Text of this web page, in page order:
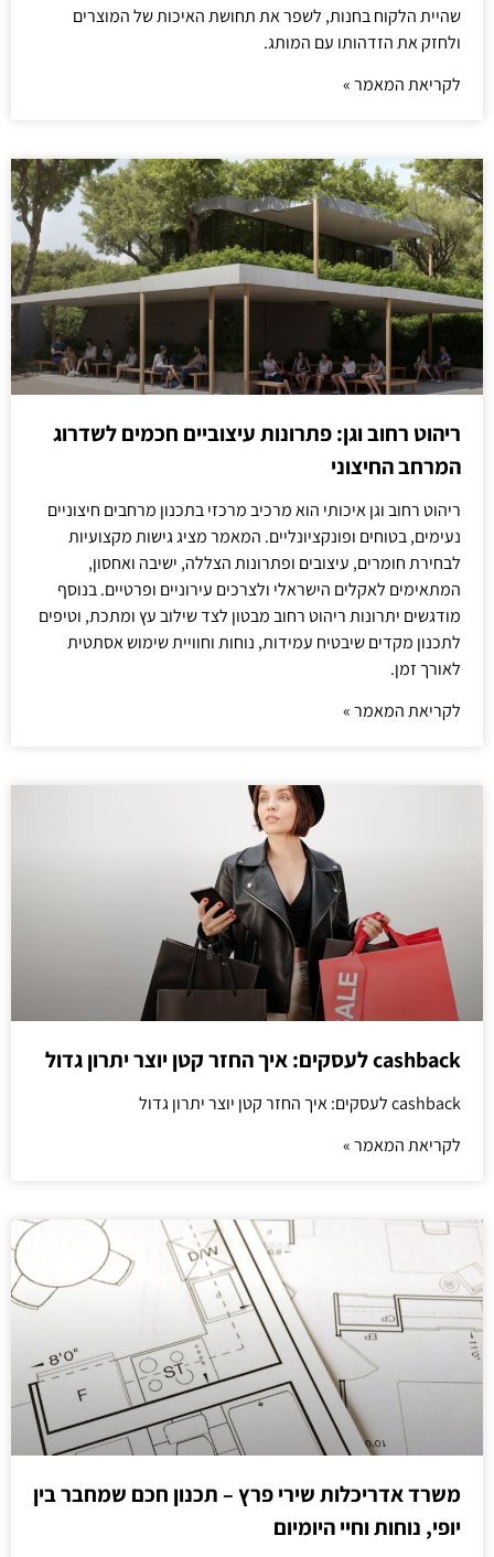
שהיית הלקוח בחנות, לשפר את תחושת האיכות של המוצרים
ולחזק את הזדהותו עם המותג.
לקריאת המאמר »
ריהוט רחוב וגן: פתרונות עיצוביים חכמים לשדרוג
המרחב החיצוני
ריהוט רחוב וגן איכותי הוא מרכיב מרכזי בתכנון מרחבים חיצוניים
נעימים, בטוחים ופונקציונליים. המאמר מציג גישות מקצועיות
לבחירת חומרים, עיצובים ופתרונות הצללה, ישיבה ואחסון,
המתאימים לאקלים הישראלי ולצרכים עירוניים ופרטיים. בנוסף
מודגשים יתרונות ריהוט רחוב מבטון לצד שילוב עץ ומתכת, וטיפים
לתכנון מקדים שיבטיח עמידות, נוחות וחוויית שימוש אסתטית
לאורך זמן.
לקריאת המאמר »
cashback לעסקים: איך החזר קטן יוצר יתרון גדול
cashback לעסקים: איך החזר קטן יוצר יתרון גדול
לקריאת המאמר »
משרד אדריכלות שירי פרץ – תכנון חכם שמחבר בין
יופי, נוחות וחיי היומיום